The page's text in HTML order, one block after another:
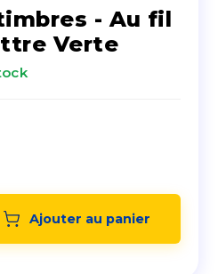
- Au fil
Verte
Ajouter au panier